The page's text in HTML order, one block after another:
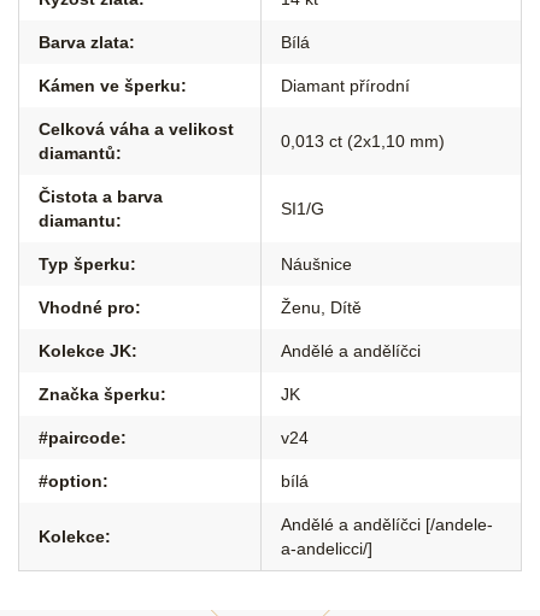
Barva zlata: Bílá
Kámen ve šperku: Diamant přírodní
Celková váha a velikost
diamantů:
0,013 ct (2x1,10 mm)
Čistota a barva
diamantu:
SI1/G
Typ šperku: Náušnice
Vhodné pro: Ženu Dítě
Kolekce JK: Andělé a andělíčci
Značka šperku: JK
#paircode: v24
#option: bílá
Kolekce:
Andělé a andělíčci [/andele-
a-andelicci/]